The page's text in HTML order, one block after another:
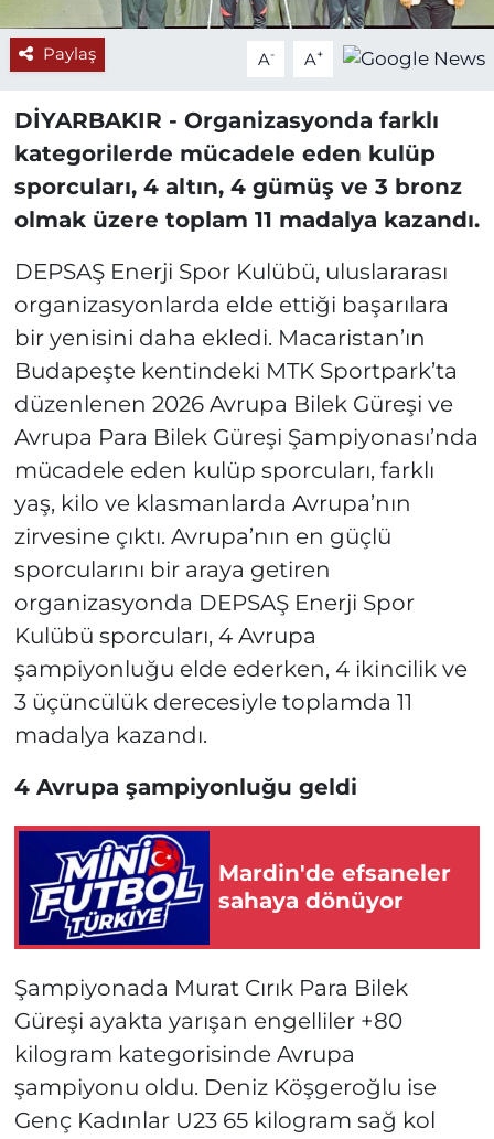
Paylaş A- A+
DİYARBAKIR - Organizasyonda farklı
kategorilerde mücadele eden kulüp
sporcuları, 4 altın, 4 gümüş ve 3 bronz
olmak üzere toplam 11 madalya kazandı.
DEPSAŞ Enerji Spor Kulübü, uluslararası
organizasyonlarda elde ettiği başarılara
bir yenisini daha ekledi. Macaristan’ın
Budapeşte kentindeki MTK Sportpark’ta
düzenlenen 2026 Avrupa Bilek Güreşi ve
Avrupa Para Bilek Güreşi Şampiyonası’nda
mücadele eden kulüp sporcuları, farklı
yaş, kilo ve klasmanlarda Avrupa’nın
zirvesine çıktı. Avrupa’nın en güçlü
sporcularını bir araya getiren
organizasyonda DEPSAŞ Enerji Spor
Kulübü sporcuları, 4 Avrupa
şampiyonluğu elde ederken, 4 ikincilik ve
3 üçüncülük derecesiyle toplamda 11
madalya kazandı.
4 Avrupa şampiyonluğu geldi
Mardin'de efsaneler
sahaya dönüyor
Şampiyonada Murat Cırık Para Bilek
Güreşi ayakta yarışan engelliler +80
kilogram kategorisinde Avrupa
şampiyonu oldu. Deniz Köşgeroğlu ise
Genç Kadınlar U23 65 kilogram sağ kol